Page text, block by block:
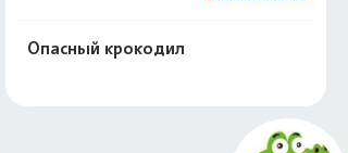
Опасный крокодил